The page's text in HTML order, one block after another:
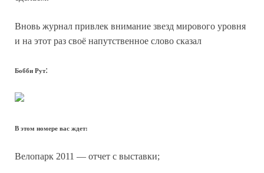
Вновь журнал привлек внимание звезд мирового уровня
и на этот раз своё напутственное слово сказал
Бобби Рут:
В этом номере вас ждет:
Велопарк 2011 — отчет с выставки;